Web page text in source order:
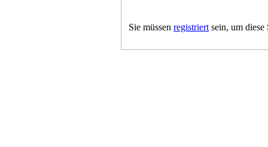
Sie müssenregistriert sein, um